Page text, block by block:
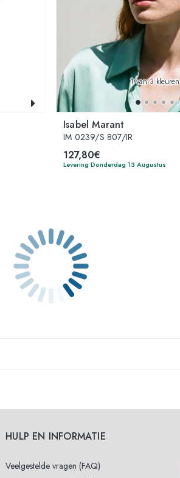
1van 3 kleuren
Isabel Marant
IM 0239/S 807/IR
127,80€
Levering Donderdag 13 Augustus
HULP EN INFORMATIE
Veelgestelde vragen (FAQ)